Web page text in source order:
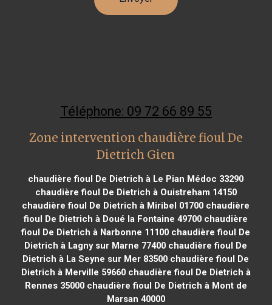
Téléphone: 09 72 66 89 55
Zone intervention chaudière fioul De
Dietrich Gien
chaudière fioul De Dietrich à Le Pian Médoc 33290
chaudière fioul De Dietrich à Ouistreham 14150
chaudière fioul De Dietrich à Miribel 01700 chaudière
fioul De Dietrich à Doué la Fontaine 49700 chaudière
fioul De Dietrich à Narbonne 11100 chaudière fioul De
Dietrich à Lagny sur Marne 77400 chaudière fioul De
Dietrich à La Seyne sur Mer 83500 chaudière fioul De
Dietrich à Merville 59660chaudière fioul De Dietrich à
Rennes 35000chaudière fioul De Dietrich à Mont de
Marsan 40000